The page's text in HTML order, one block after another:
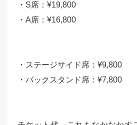
・S席：¥19,800
・A席：¥16,800
・ステージサイド席：¥9,800
・バックスタンド席：¥7,800